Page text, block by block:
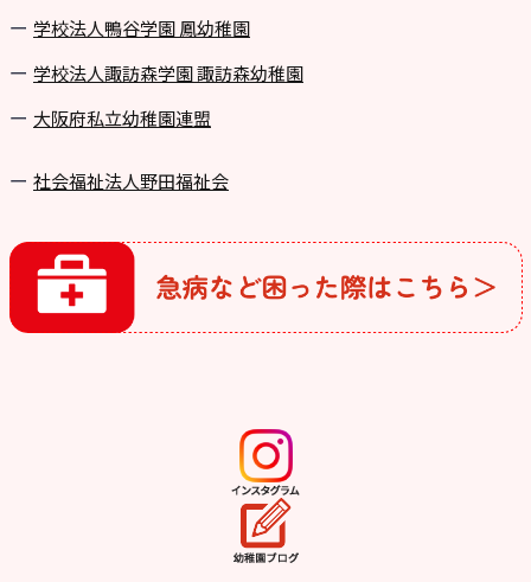
学校法⼈鴨⾕学園 鳳幼稚園
学校法⼈諏訪森学園 諏訪森幼稚園
⼤阪府私⽴幼稚園連盟
社会福祉法人野田福祉会